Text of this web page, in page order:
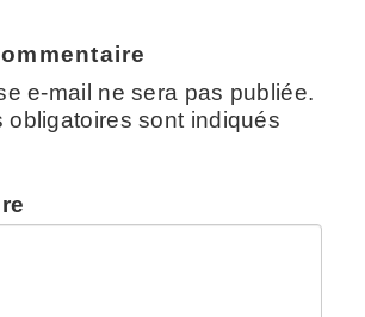
e-mail ne sera pas publiée.
obligatoires sont indiqués